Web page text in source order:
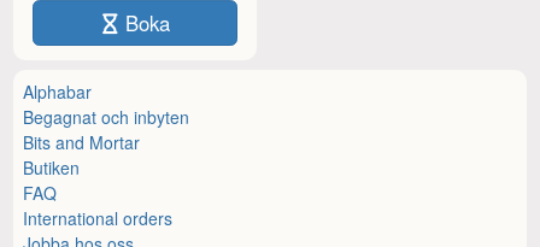
Boka
Alphabar
Begagnat och inbyten
Bits and Mortar
Butiken
FAQ
International orders